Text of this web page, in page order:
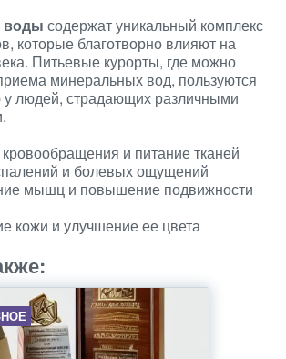
воды содержат уникальный комплекс
которые благотворно влияют на
Питьевые курорты, где можно
минеральных вод, пользуются
у людей, страдающих различными
и питание тканей
и болевых ощущений
мышц и повышение подвижности
кожи и улучшение ее цвета